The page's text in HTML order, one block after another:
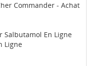
Commander - Achat
Salbutamol En Ligne
Ligne